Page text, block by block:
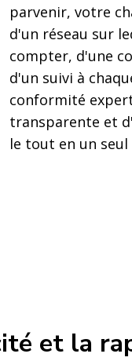
parvenir, votre
d'un réseau sur
compter, d'une
d'un suivi à
conformité
transparente et
le tout en un
et la